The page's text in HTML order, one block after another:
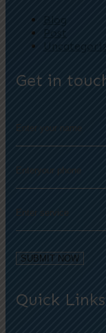
Blog
Post
Get in
Quick Links